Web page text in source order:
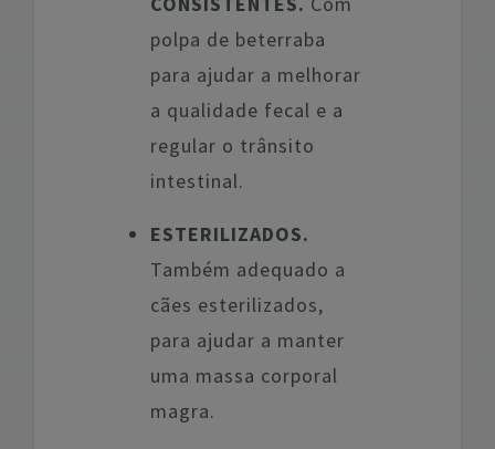
polpa de beterraba
para ajudar a melhorar
a qualidade fecal e a
regular o trânsito
intestinal.
ESTERILIZADOS.
Também adequado a
cães esterilizados,
para ajudar a manter
uma massa corporal
magra.